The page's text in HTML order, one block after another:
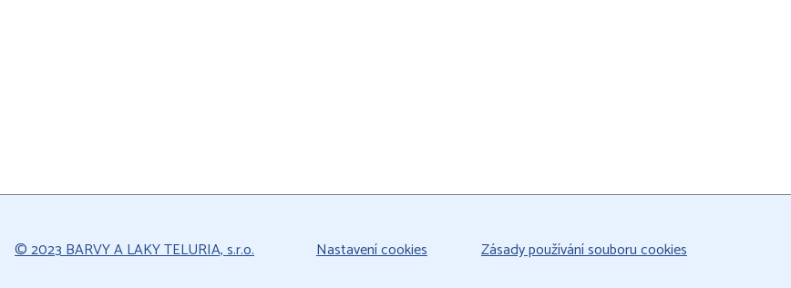
© 2023 BARVY A LAKY TELURIA, s.r.o. Nastavení cookies Zásady používání souboru cookies